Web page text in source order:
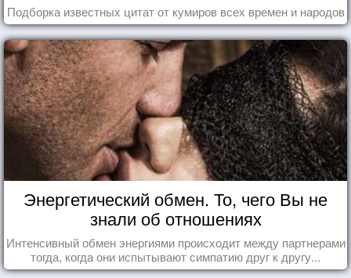
Подборка известных цитат от кумиров всех времен и народов
Энергетический обмен. То, чего Вы не
знали об отношениях
Интенсивный обмен энергиями происходит между партнерами
тогда, когда они испытывают симпатию друг к другу...